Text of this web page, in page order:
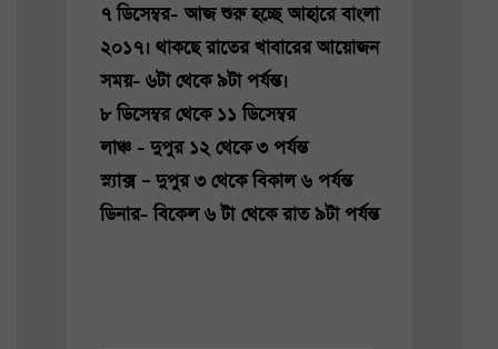
৭ ডিসেম্বর- আজ শুরু হচ্ছে আহারে বাংলা
২০১৭। থাকছে রাতের খাবারের আয়োজন
সময়- ৬টা থেকে ৯টা পর্যন্ত।
৮ ডিসেম্বর থেকে ১১ ডিসেম্বর
লাঞ্চ - দুপুর ১২ থেকে ৩ পর্যন্ত
স্ন্যাক্স – দুপুর ৩ থেকে বিকাল ৬ পর্যন্ত
ডিনার- বিকেল ৬ টা থেকে রাত ৯টা পর্যন্ত